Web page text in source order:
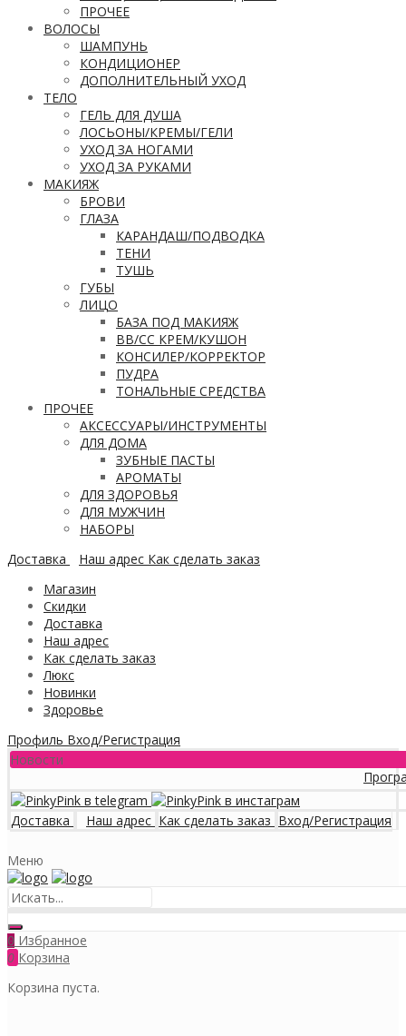
ПРОЧЕЕ
ВОЛОСЫ
ШАМПУНЬ
КОНДИЦИОНЕР
ДОПОЛНИТЕЛЬНЫЙ УХОД
ТЕЛО
ГЕЛЬ ДЛЯ ДУША
ЛОСЬОНЫ/КРЕМЫ/ГЕЛИ
УХОД ЗА НОГАМИ
УХОД ЗА РУКАМИ
МАКИЯЖ
БРОВИ
ГЛАЗА
КАРАНДАШ/ПОДВОДКА
ТЕНИ
ТУШЬ
ГУБЫ
ЛИЦО
БАЗА ПОД МАКИЯЖ
ВВ/CC КРЕМ/КУШОН
КОНСИЛЕР/КОРРЕКТОР
ПУДРА
ТОНАЛЬНЫЕ СРЕДСТВА
ПРОЧЕЕ
АКСЕССУАРЫ/ИНСТРУМЕНТЫ
ДЛЯ ДОМА
ЗУБНЫЕ ПАСТЫ
АРОМАТЫ
ДЛЯ ЗДОРОВЬЯ
ДЛЯ МУЖЧИН
НАБОРЫ
Доставка
Наш адрес Как сделать заказ
Магазин
Скидки
Доставка
Наш адрес
Как сделать заказ
Люкс
Новинки
Здоровье
Профиль Вход/Регистрация
Новости
Программа
Доставка Наш адрес Как сделать заказ Вход/Регистрация
Меню
0 Избранное
0 Корзина
Корзина пуста.